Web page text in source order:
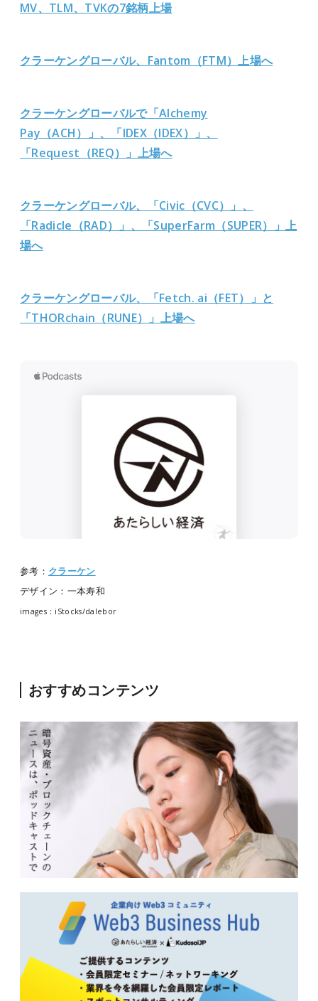
MV、TLM、TVKの7銘柄上場
クラーケングローバル、Fantom（FTM）上場へ
クラーケングローバルで「Alchemy
Pay（ACH）」、「IDEX（IDEX）」、
「Request（REQ）」上場へ
クラーケングローバル、「Civic（CVC）」、
「Radicle（RAD）」、「SuperFarm（SUPER）」上
場へ
クラーケングローバル、「Fetch. ai（FET）」と
「THORchain（RUNE）」上場へ
参考： クラーケン
デザイン：一本寿和
images：iStocks/dalebor
おすすめコンテンツ